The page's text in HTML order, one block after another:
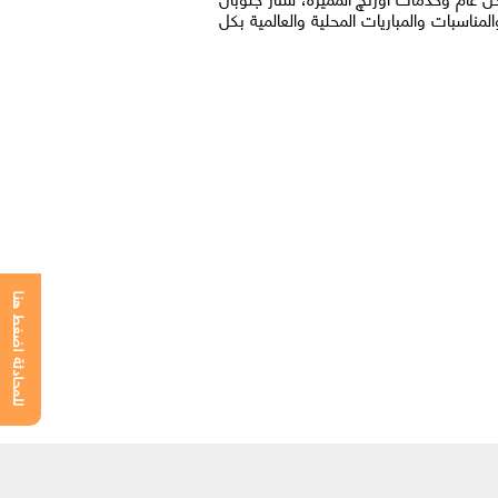
والمباريات المحلية والعالمية بكل
للمحادثة اضغط هنا